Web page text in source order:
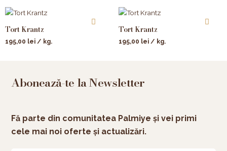
Tort Krantz
195,00 lei / kg.
Tort Krantz
195,00 lei / kg.
Abonează-te la Newsletter
Fă parte din comunitatea Palmiye și vei primi
cele mai noi oferte și actualizări.